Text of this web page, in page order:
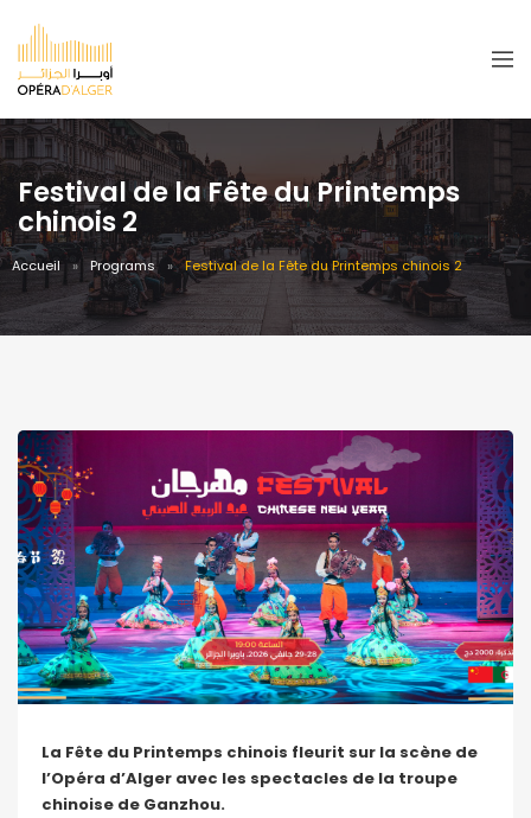
Festival de la Fête du Printemps
chinois 2
Accueil Programs Festival de la Fête du Printemps chinois 2
La Fête du Printemps chinois fleurit sur la scène de
l’Opéra d’Alger avec les spectacles de la troupe
chinoise de Ganzhou.